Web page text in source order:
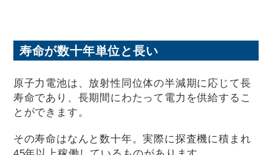
寿命が数十年単位と長い
原子力電池は、放射性同位体の半減期に応じて長
寿命であり、長期間にわたって電力を供給するこ
とができます。
その寿命はなんと数十年。実際に探査機に積まれ